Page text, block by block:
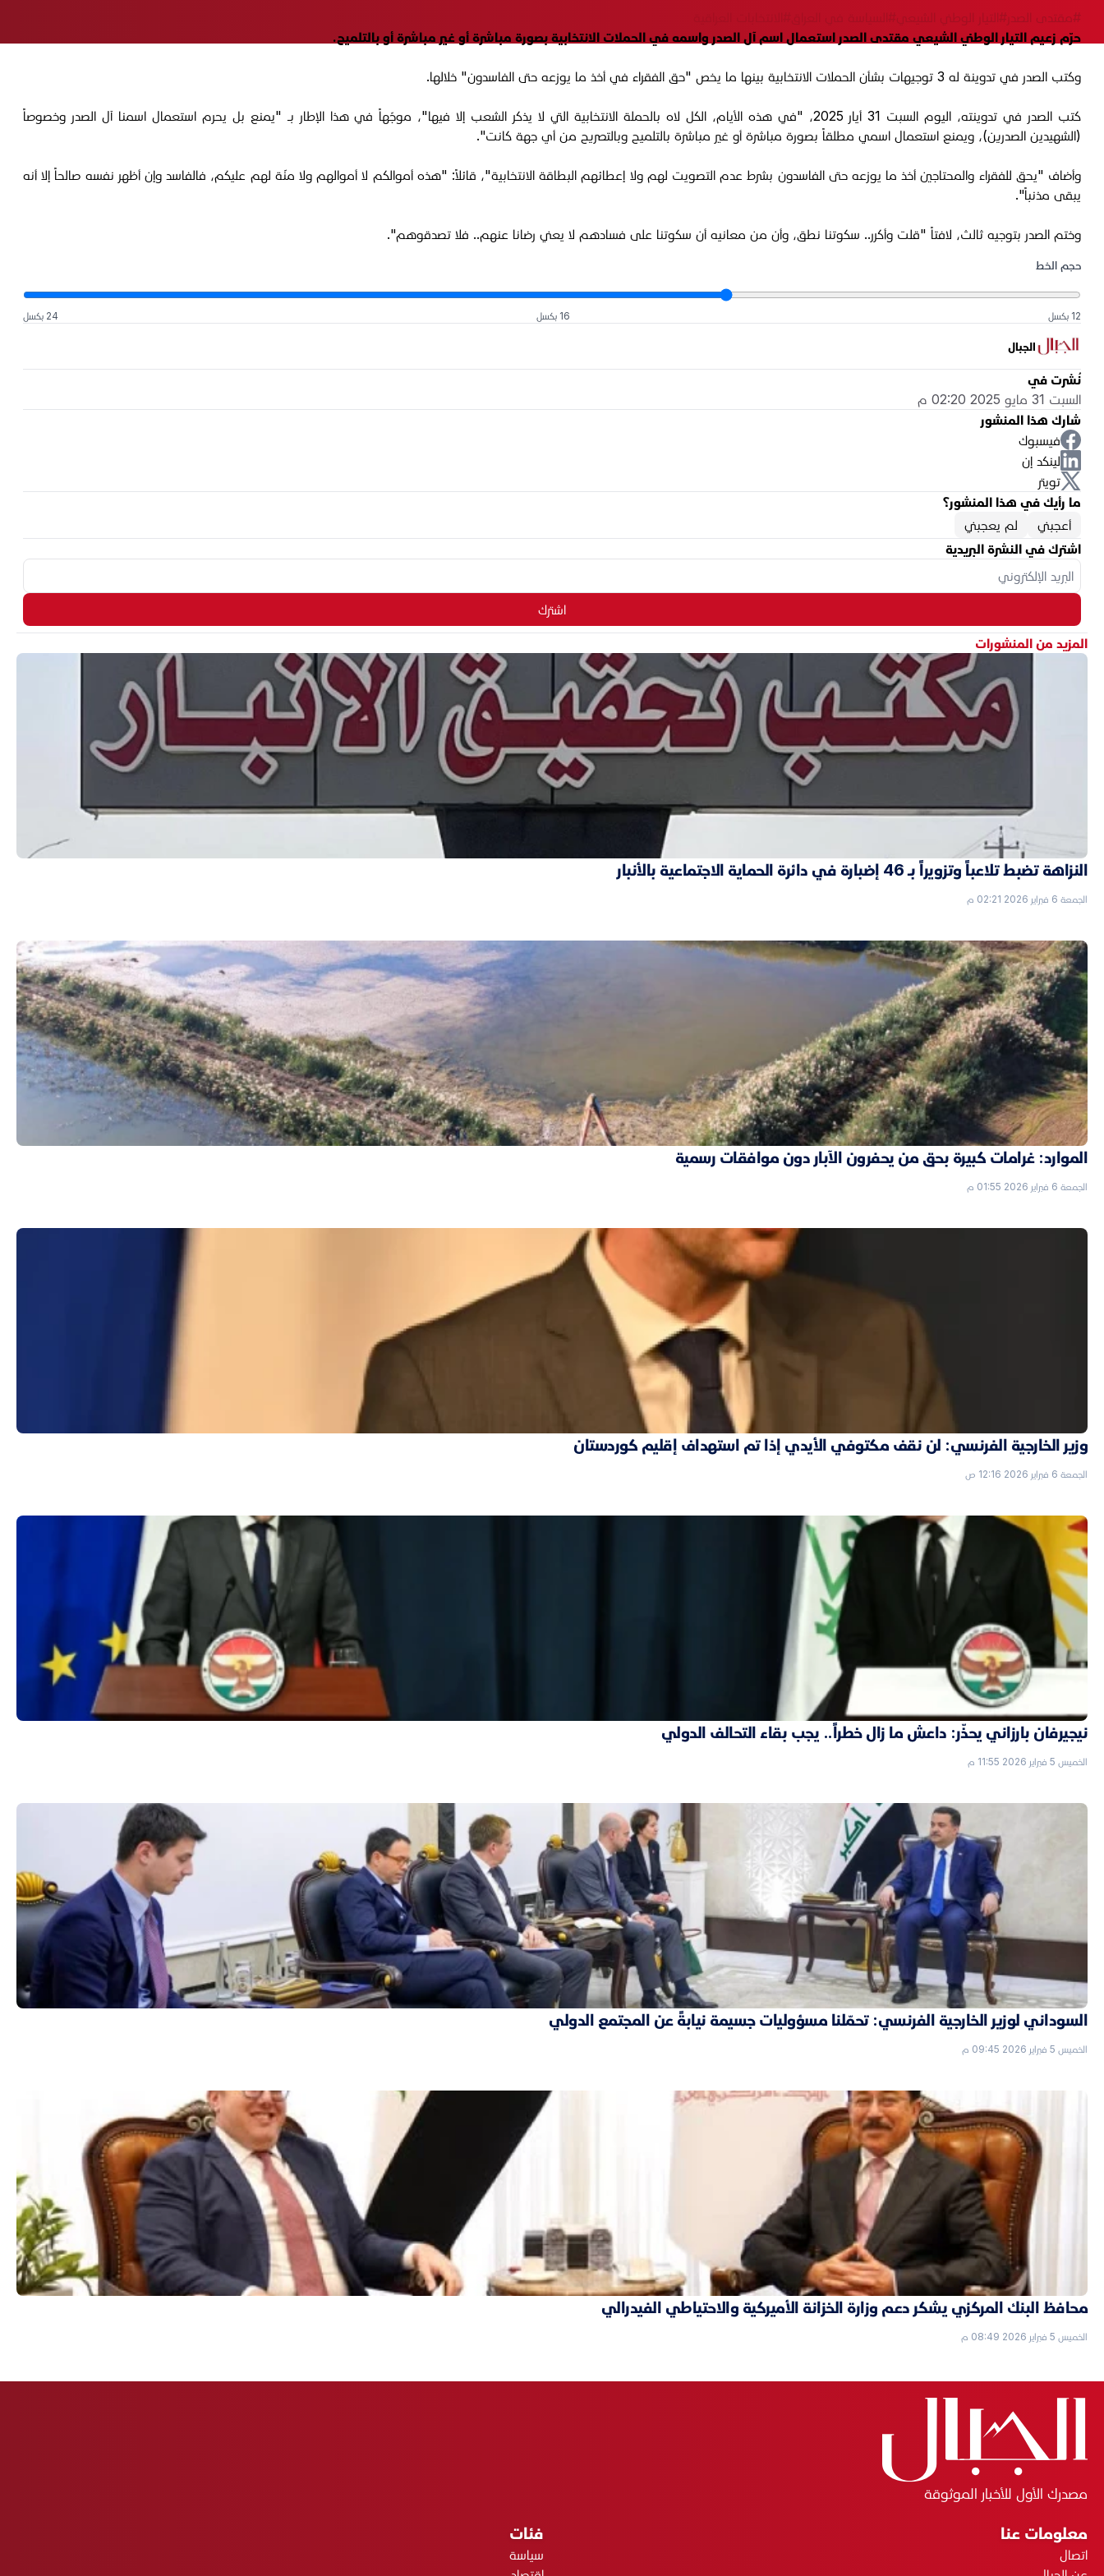
#مقتدى الصدر #التيار الوطني الشيعي#السياسة في العراق
حرّم زعيم التيار الوطني الشيعي مقتدى الصدر استعمال اسم آل الصدر واسمه في الحملات الانتخابية بصورة مباشرة أو غير مباشرة أو بالتلميح.
وكتب الصدر في تدوينة له 3 توجيهات بشأن الحملات الانتخابية بينها ما يخص "حق الفقراء في أخذ ما يوزعه حتى الفاسدون" خلالها.
كتب الصدر في تدوينته، اليوم السبت 31 أيار 2025، "في هذه الأيام، الكل لاه بالحملة الانتخابية التي لا يذكر الشعب إلا فيها"، موجّهاً في هذا الإطار بـ "يمنع بل يحرم استعمال اسمنا آل الصدر وخصوصاً
(الشهيدين الصدرين)، ويمنع استعمال اسمي مطلقاً بصورة مباشرة أو غير مباشرة بالتلميح وبالتصريح من أي جهة كانت".
وأضاف "يحق للفقراء والمحتاجين أخذ ما يوزعه حتى الفاسدون بشرط عدم التصويت لهم ولا إعطائهم البطاقة الانتخابية"، قائلاً: "هذه أموالكم لا أموالهم ولا منّة لهم عليكم، فالفاسد وإن أظهر نفسه صالحاً إلا أنه
يبقى مذنباً".
وختم الصدر بتوجيه ثالث، لافتاً "قلت وأكرر.. سكوتنا نطق، وأن من معانيه أن سكوتنا على فسادهم لا يعني رضانا عنهم.. فلا تصدقوهم".
حجم الخط
12 بكسل 16 بكسل 24 بكسل
الجبال
نُشرت في
السبت 31 مايو 2025 02:20 م
شارك هذا المنشور
فيسبوك
لينكد إن
تويتر
ما رأيك في هذا المنشور؟
أعجبني
لم يعجبني
اشترك في النشرة البريدية
اشترك
المزيد من المنشورات
النزاهة تضبط تلاعباً وتزويراً بـ 46 إضبارة في دائرة الحماية الاجتماعية بالأنبار
الجمعة 6 فبراير 2026 02:21 م
الموارد: غرامات كبيرة بحق من يحفرون الآبار دون موافقات رسمية
الجمعة 6 فبراير 2026 01:55 م
وزير الخارجية الفرنسي: لن نقف مكتوفي الأيدي إذا تم استهداف إقليم كوردستان
الجمعة 6 فبراير 2026 12:16 ص
نيجيرفان بارزاني يحذّر: داعش ما زال خطراً.. يجب بقاء التحالف الدولي
الخميس 5 فبراير 2026 11:55 م
السوداني لوزير الخارجية الفرنسي: تحمّلنا مسؤوليات جسيمة نيابةً عن المجتمع الدولي
الخميس 5 فبراير 2026 09:45 م
محافظ البنك المركزي يشكر دعم وزارة الخزانة الأميركية والاحتياطي الفيدرالي
الخميس 5 فبراير 2026 08:49 م
مصدرك الأول للأخبار الموثوقة
معلومات عنا
اتصال
فئات
سياسة